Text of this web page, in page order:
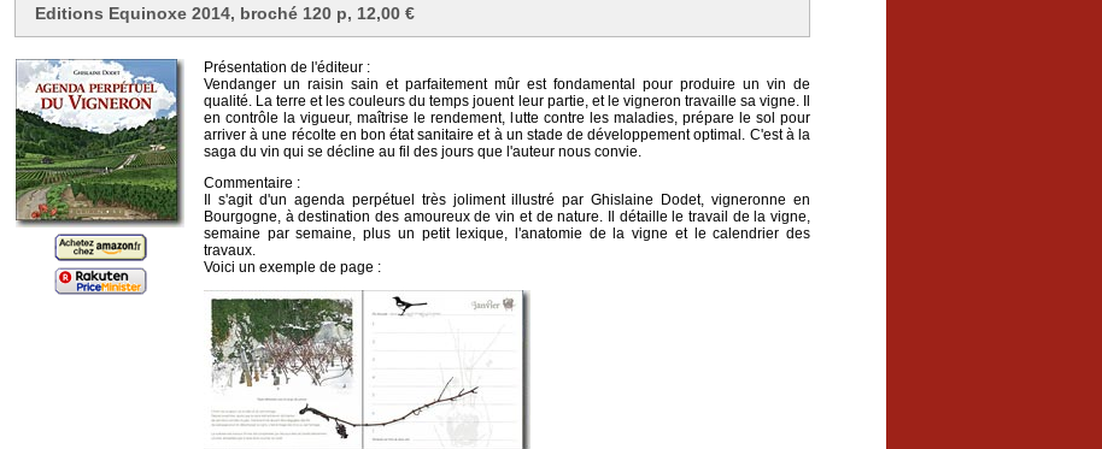
Editions Equinoxe 2014, broché 120 p, 12,00 €
Présentation de l'éditeur :
Vendanger un raisin sain et parfaitement mûr est fondamental pour produire un vin de
qualité. La terre et les couleurs du temps jouent leur partie, et le vigneron travaille sa vigne. Il
en contrôle la vigueur, maîtrise le rendement, lutte contre les maladies, prépare le sol pour
arriver à une récolte en bon état sanitaire et à un stade de développement optimal. C'est à la
saga du vin qui se décline au fil des jours que l'auteur nous convie.
Commentaire :
Il s'agit d'un agenda perpétuel très joliment illustré par Ghislaine Dodet, vigneronne en
Bourgogne, à destination des amoureux de vin et de nature. Il détaille le travail de la vigne,
semaine par semaine, plus un petit lexique, l'anatomie de la vigne et le calendrier des
travaux.
Voici un exemple de page :